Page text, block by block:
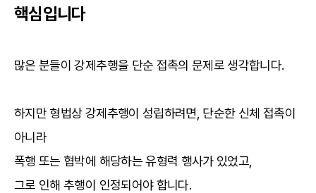
핵심입니다
많은 분들이 강제추행을 단순 접촉의 문제로 생각합니다.
하지만 형법상 강제추행이 성립하려면, 단순한 신체 접촉이
아니라
폭행 또는 협박에 해당하는 유형력 행사가 있었고,
그로 인해 추행이 인정되어야 합니다.